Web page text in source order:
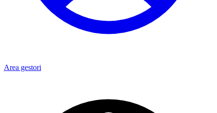
Area gestori